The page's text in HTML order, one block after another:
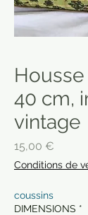
40 cm,
vintage
15,00 €
Conditions de
coussins
DIMENSIONS *